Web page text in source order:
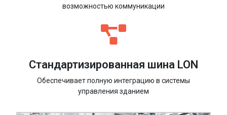
возможностью коммуникации
Стандартизированная шина LON
Обеспечивает полную интеграцию в системы
управления зданием